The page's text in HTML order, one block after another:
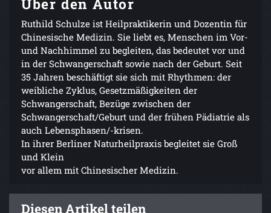
Ruthild Schulze ist Heilpraktikerin und Dozentin für
Chinesische Medizin. Sie liebt es, Menschen im Vor-
und Nachhimmel zu begleiten, das bedeutet vor und
in der Schwangerschaft sowie nach der Geburt. Seit
35 Jahren beschäftigt sie sich mit Rhythmen: der
weibliche Zyklus, Gesetzmäßigkeiten der
Schwangerschaft, Bezüge zwischen der
Schwangerschaft/Geburt und der frühen Pädiatrie als
auch Lebensphasen/-krisen.
In ihrer Berliner Naturheilpraxis begleitet sie Groß
und Klein
vor allem mit Chinesischer Medizin.
Diesen Artikel teilen